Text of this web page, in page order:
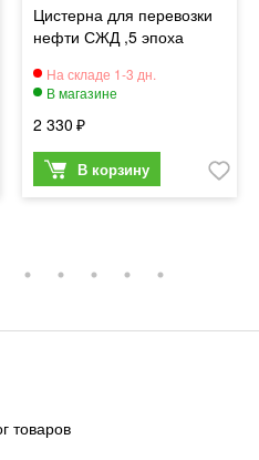
Цистерна для перевозки
нефти СЖД ,5 эпоха
2 330
товаров